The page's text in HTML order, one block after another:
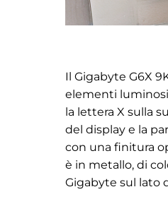
Il Gigabyte G6X
elementi
la lettera X sulla
del display e la
con una finitura
è in metallo, di
Gigabyte sul lato